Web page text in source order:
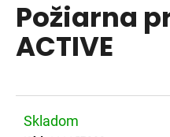
produktu
je
0,0
Požiarna
ACTIVE
Skladom
á
j
s
?